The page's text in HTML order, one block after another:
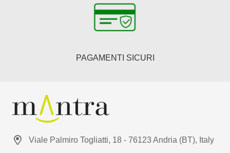
PAGAMENTI SICURI
Viale Palmiro Togliatti, 18 - 76123 Andria (BT), Italy